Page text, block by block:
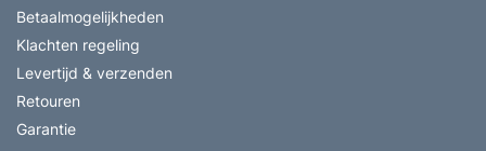
Betaalmogelijkheden
Klachten regeling
Levertijd & verzenden
Retouren
Garantie